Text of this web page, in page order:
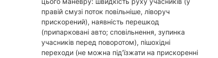
правій смузі поток повільніше, ліворуч
прискорений), наявність перешкод
(припарковані авто; сповільнення, зупинка
учасників перед поворотом), пішохідні
переходи (не можна під'їзжати на прискоренні